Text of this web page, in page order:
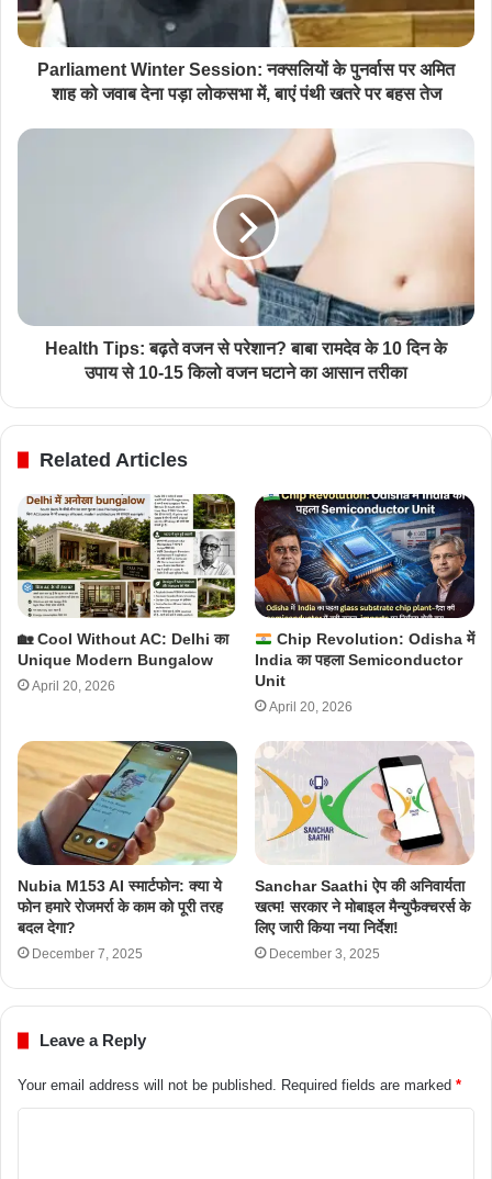
Parliament Winter Session: नक्सलियों के पुनर्वास पर अमित
शाह को जवाब देना पड़ा लोकसभा में, बाएं पंथी खतरे पर बहस तेज
Health Tips: बढ़ते वजन से परेशान? बाबा रामदेव के 10 दिन के
उपाय से 10-15 किलो वजन घटाने का आसान तरीका
Related Articles
🏡 Cool Without AC: Delhi का
Unique Modern Bungalow
April 20, 2026
Chip Revolution: Odisha में
India का पहला Semiconductor
Unit
April 20, 2026
Nubia M153 AI स्मार्टफोन: क्या ये
फोन हमारे रोजमर्रा के काम को पूरी तरह
बदल देगा?
December 7, 2025
Sanchar Saathi ऐप की अनिवार्यता
खत्म! सरकार ने मोबाइल मैन्युफैक्चरर्स के
लिए जारी किया नया निर्देश!
December 3, 2025
Leave a Reply
Your email address will not be published. Required fields are marked *